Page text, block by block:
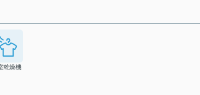
乾燥機